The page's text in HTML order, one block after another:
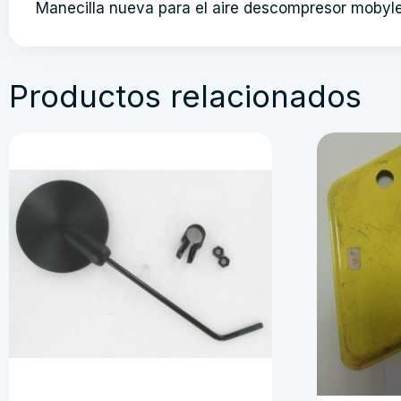
Manecilla nueva para el aire descompresor
Productos relacionados